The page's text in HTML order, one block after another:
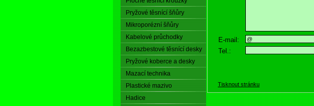
Pryžové těsnící šňůry
Mikroporézní šňůry
Kabelové průchodky
Bezazbestové těsnící desky
Pryžové koberce a desky
Mazací technika
Plastické mazivo
Hadice
E-mail:
Tel.:
Tisknout stránku